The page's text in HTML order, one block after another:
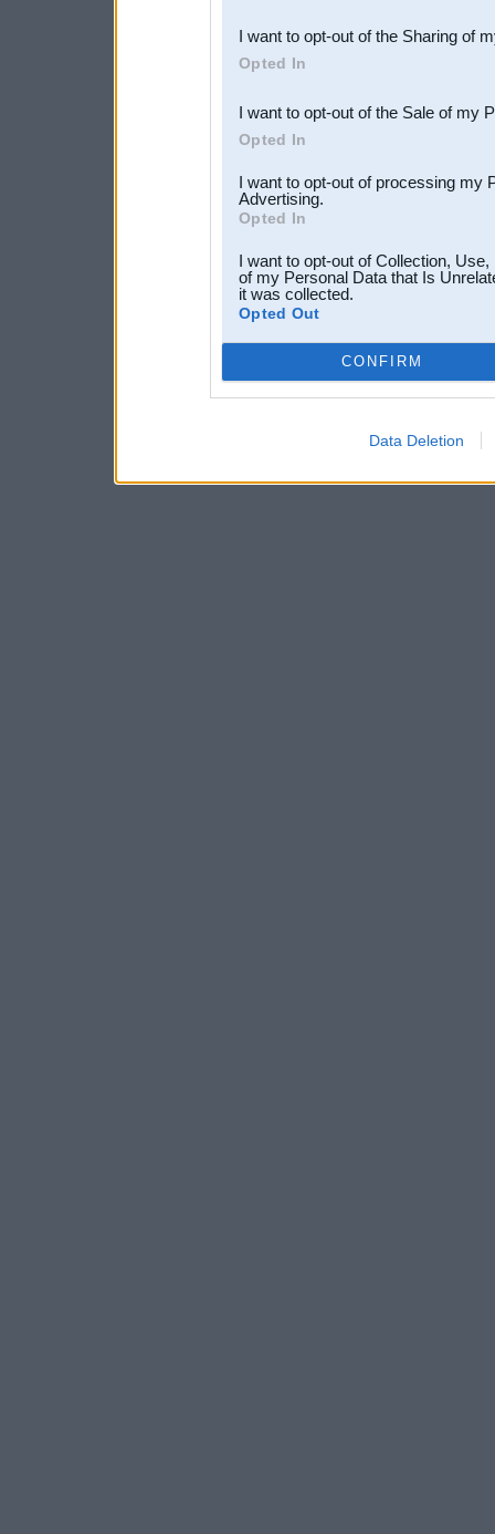
Downstream Participants
third parties.
I want to opt-out of the Sharing of
Opted In
I want to opt-out of the Sale of my
Opted In
I want to opt-out of processing my
Advertising.
Opted In
I want to opt-out of Collection,
of my Personal Data that Is
it was collected.
Opted Out
CONFIRM
Data Deletion